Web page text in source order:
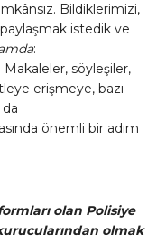
Bildiklerimizi,
istedik ve
:
söyleşiler,
erişmeye, bazı
önemli bir adım
olan Polisiye
olmak